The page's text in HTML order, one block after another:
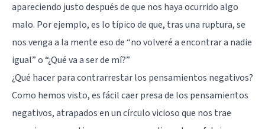
apareciendo justo después de que nos haya ocurrido algo
malo. Por ejemplo, es lo típico de que, tras una ruptura, se
nos venga a la mente eso de “no volveré a encontrar a nadie
igual” o “¿Qué va a ser de mí?”
¿Qué hacer para contrarrestar los pensamientos negativos?
Como hemos visto, es fácil caer presa de los pensamientos
negativos, atrapados en un círculo vicioso que nos trae